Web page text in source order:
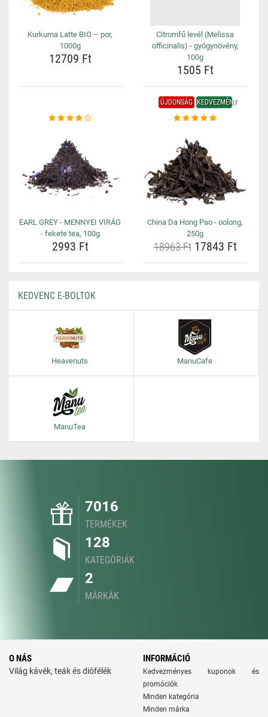
Kurkuma Latte BIO – por,
1000g
12709 Ft
Citromfű levél (Melissa
officinalis) - gyógynövény,
100g
1505 Ft
EARL GREY - MENNYEI VIRÁG
- fekete tea, 100g
2993 Ft
ÚJDONSÁG KEDVEZMÉNY
China Da Hong Pao - oolong,
250g
18963 Ft17843 Ft
KEDVENC E-BOLTOK
Heavenuts ManuCafe
ManuTea
7016
TERMÉKEK
128
KATEGÓRIÁK
2
MÁRKÁK
O NÁS
Világ kávék, teák és diófélék
INFORMÁCIÓ
Kedvezményes kuponok és
promóciók
Minden kategória
Minden márka